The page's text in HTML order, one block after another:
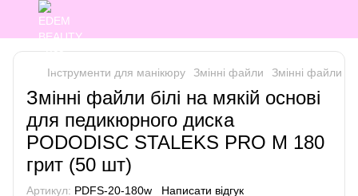
Інструменти для манікюру Змінні файли Змінні файли
Змінні файли білі на мякій основі
для педикюрного диска
PODODISC STALEKS PRO M 180
грит (50 шт)
Артикул: PDFS-20-180w Написати відгук